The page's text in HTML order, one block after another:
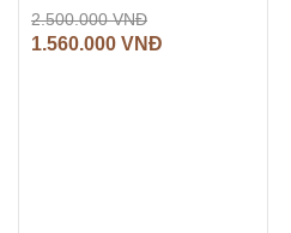
2.500.000VNĐ
1.560.000 VNĐ